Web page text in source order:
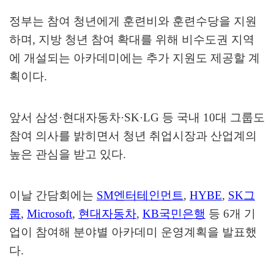
정부는 참여 청년에게 훈련비와 훈련수당을 지원
하며, 지방 청년 참여 확대를 위해 비수도권 지역
에 개설되는 아카데미에는 추가 지원도 제공할 계
획이다.
앞서 삼성 ·현대자동차·SK·LG 등 국내 10대 그룹도
참여 의사를 밝히면서 청년 취업시장과 산업계의
높은 관심을 받고 있다.
이날 간담회에는 SM엔터테인먼트, HYBE, SK그
룹, Microsoft, 현대자동차, KB국민은행 등 6개 기
업이 참여해 분야별 아카데미 운영계획을 발표했
다.